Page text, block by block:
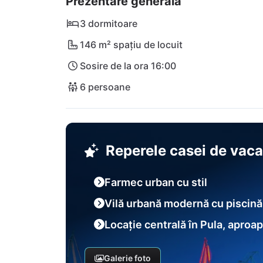
regionale. Plaja urbană recent amenajată
printr-o plajă de pietriș cu pantă lină și o
Pentru zile de vacanță active se
apropiere. Fie că este vorba de sărituri de
impresionantului peisaj de coastă – aici
3 dormitoare
146 m² spațiu de locuit
Sosire de la ora 16:00
6 persoane
Reperele casei de
Farmec urban cu stil
Vilă urbană modernă cu
Locație centrală în Pula,
Galerie foto